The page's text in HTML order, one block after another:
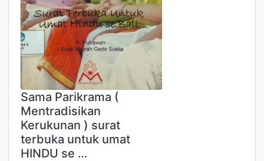
Sama Parikrama (
Mentradisikan
Kerukunan ) surat
terbuka untuk umat
HINDU se …